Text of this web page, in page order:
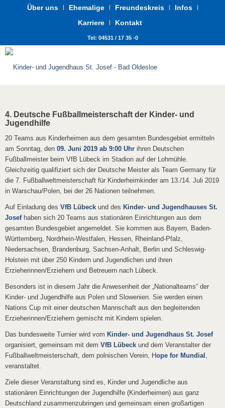
Über uns Ehemalige Freundeskreis
Infos
Karriere
Kontakt
Tel: 04531 / 17 35 -0
4. Deutsche Fußballmeisterschaft der Kinder- und
Jugendhilfe
20 Teams aus Kinderheimen aus dem gesamten Bundesgebiet ermitteln
am Sonntag, den 09. Juni 2019 ab 9:00 Uhr ihren Deutschen
Fußballmeister beim VfB Lübeck im Stadion auf der Lohmühle.
Gleichzeitig qualifiziert sich der Deutsche Meister als Team Germany für
die 7. Fußballweltmeisterschaft für Kinderheimkinder am 13./14. Juli 2019
in Warschau/Polen, bei der 26 Nationen teilnehmen.
Auf Einladung des VfB Lübeck und des Kinder- und Jugendhauses St.
Josefhaben sich 20 Teams aus stationären Einrichtungen aus dem
gesamten Bundesgebiet angemeldet. Sie kommen aus Bayern, Baden-
Württemberg, Nordrhein-Westfalen, Hessen, Rheinland-Pfalz,
Niedersachsen, Brandenburg, Sachsen-Anhalt, Berlin und Schleswig-
Holstein mit über 250 Kindern und Jugendlichen und ihren
Erzieherinnen/Erziehern und Betreuern nach Lübeck.
Besonders ist in diesem Jahr die Anwesenheit der „Nationalteams“ der
Kinder- und Jugendhilfe aus Polen und Slowenien. Sie werden einen
Nations Cup mit einer deutschen Mannschaft aus den begleitenden
Erzieherinnen/Erziehern gemischt mit Kindern spielen.
Das bundesweite Turnier wird vom Kinder- und Jugendhaus St. Josef
organisiert, gemeinsam mit dem VfB Lübeck und dem Veranstalter der
Fußballweltmeisterschaft, dem polnischen Verein, Hope for Mundial ,
veranstaltet.
Ziele dieser Veranstaltung sind es, Kinder und Jugendliche aus
stationären Einrichtungen der Jugendhilfe (Kinderheimen) aus ganz
Deutschland zusammenzubringen und gemeinsam einen großartigen